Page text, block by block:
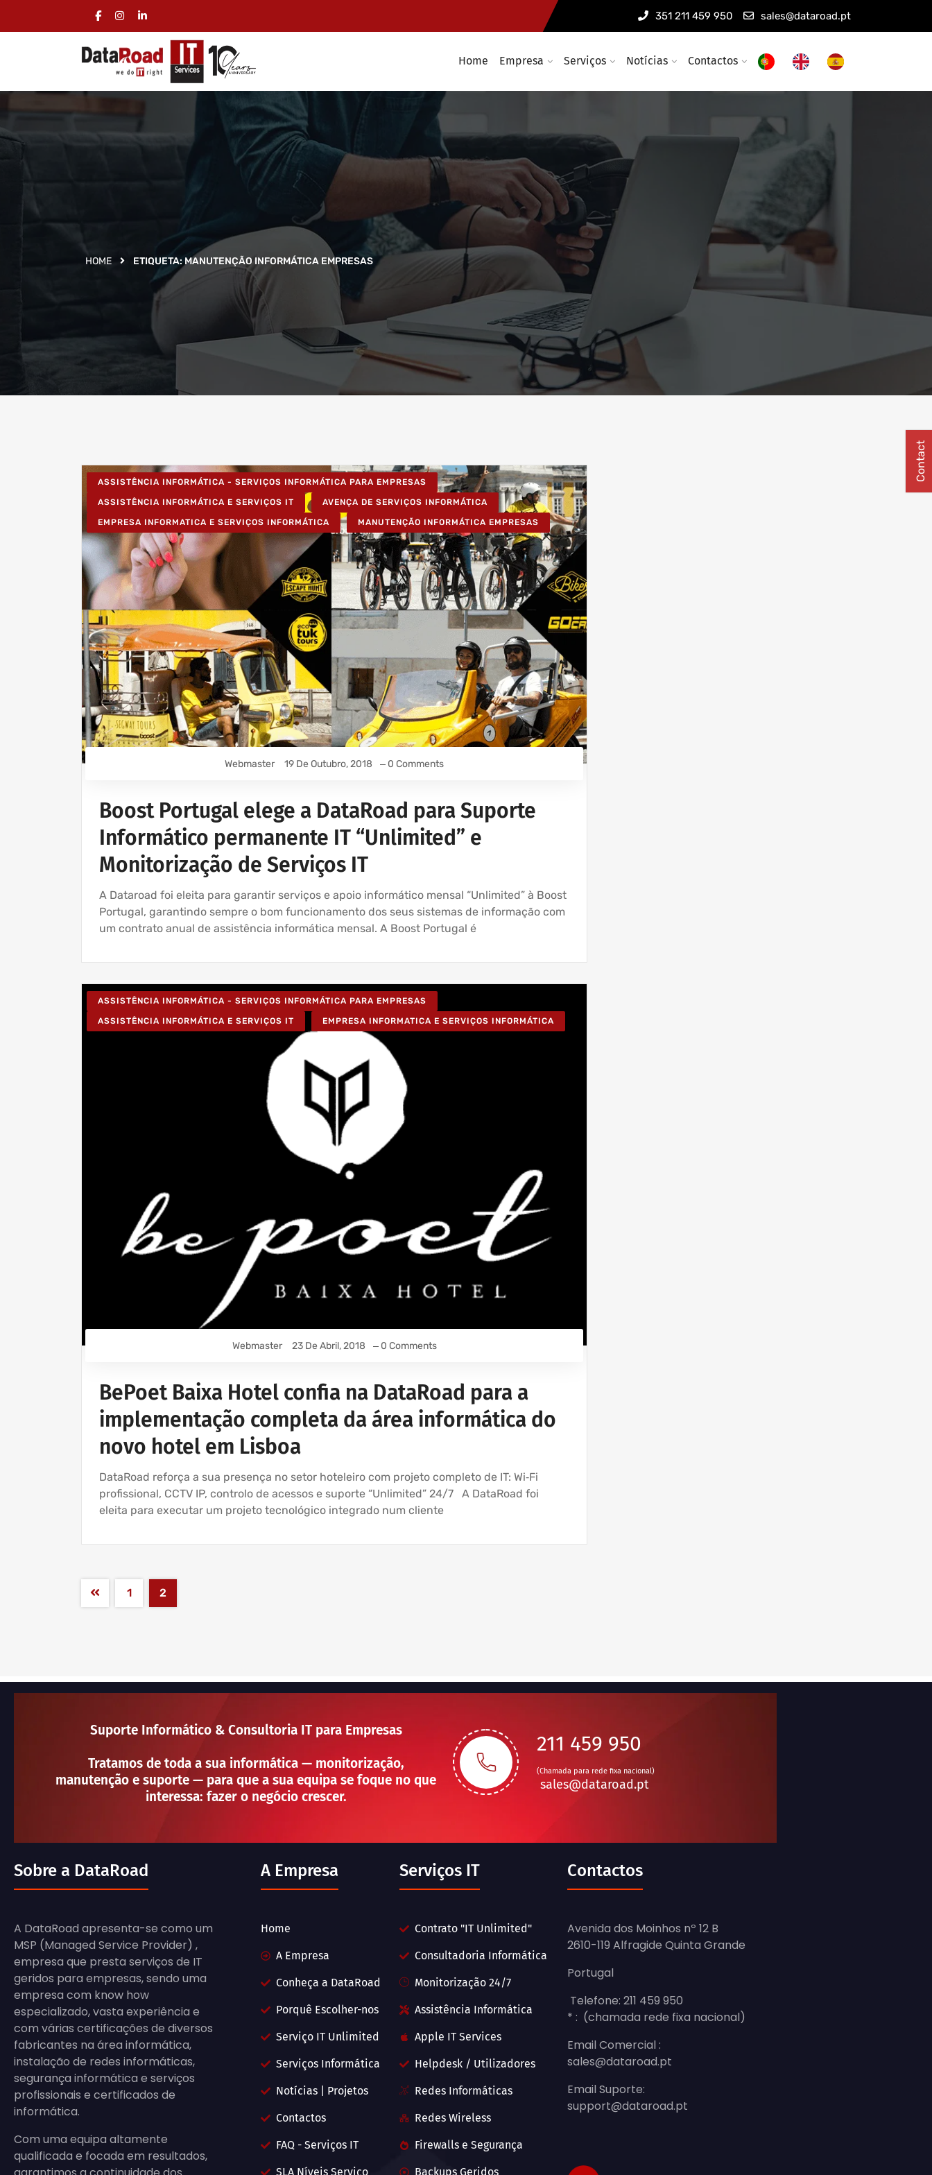
351 211 459 950 sales@dataroad.pt
Home Empresa Serviços Notícias Contactos
HOME ETIQUETA: MANUTENÇÃO INFORMÁTICA EMPRESAS
ASSISTÊNCIA INFORMÁTICA - SERVIÇOS INFORMÁTICA PARA EMPRESAS
ASSISTÊNCIA INFORMÁTICA E SERVIÇOS IT AVENÇA DE SERVIÇOS INFORMÁTICA
EMPRESA INFORMATICA E SERVIÇOS INFORMÁTICA MANUTENÇÃO INFORMÁTICA EMPRESAS
Webmaster 19 De Outubro, 2018 0 Comments
Boost Portugal elege a DataRoad para Suporte
Informático permanente IT “Unlimited” e
Monitorização de Serviços IT
A Dataroad foi eleita para garantir serviços e apoio informático mensal “Unlimited” à Boost
Portugal, garantindo sempre o bom funcionamento dos seus sistemas de informação com
um contrato anual de assistência informática mensal. A Boost Portugal é
ASSISTÊNCIA INFORMÁTICA - SERVIÇOS INFORMÁTICA PARA EMPRESAS
ASSISTÊNCIA INFORMÁTICA E SERVIÇOS IT EMPRESA INFORMATICA E SERVIÇOS INFORMÁTICA
Webmaster 23 De Abril, 2018 0 Comments
BePoet Baixa Hotel confia na DataRoad para a
implementação completa da área informática do
novo hotel em Lisboa
DataRoad reforça a sua presença no setor hoteleiro com projeto completo de IT: Wi‑Fi
profissional, CCTV IP, controlo de acessos e suporte “Unlimited” 24/7 A DataRoad foi
eleita para executar um projeto tecnológico integrado num cliente
1 2
Suporte Informático & Consultoria IT para Empresas
Tratamos de toda a sua informática — monitorização,
manutenção e suporte — para que a sua equipa se foque no que
interessa: fazer o negócio crescer.
211 459 950
(Chamada para rede fixa nacional)
sales@dataroad.pt
Sobre a DataRoad
A DataRoad apresenta-se como um
MSP (Managed Service Provider) ,
empresa que presta serviços de IT
geridos para empresas, sendo uma
empresa com know how
especializado, vasta experiência e
com várias certificações de diversos
fabricantes na área informática,
instalação de redes informáticas,
segurança informática e serviços
profissionais e certificados de
informática.
Com uma equipa altamente
qualificada e focada em resultados,
A Empresa
Home
A Empresa
Conheça a DataRoad
Porquê Escolher-nos
Serviço IT Unlimited
Serviços Informática
Notícias | Projetos
Contactos
FAQ - Serviços IT
SLA Níveis Serviço
Serviços IT
Contrato "IT Unlimited"
Consultadoria Informática
Monitorização 24/7
Assistência Informática
Apple IT Services
Helpdesk / Utilizadores
Redes Informáticas
Redes Wireless
Firewalls e Segurança
Backups Geridos
Contactos
Avenida dos Moinhos nº 12 B
2610-119 Alfragide Quinta Grande
Portugal
Telefone: 211 459 950
* : (chamada rede fixa nacional)
Email Comercial :
sales@dataroad.pt
Email Suporte:
support@dataroad.pt
Contact